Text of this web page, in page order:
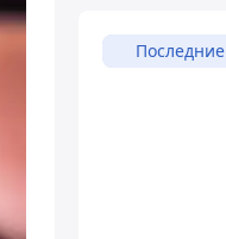
Последние